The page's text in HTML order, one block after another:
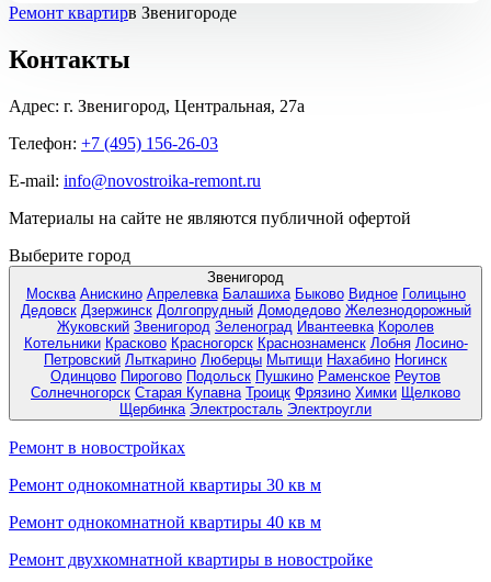
Ремонт квартирв Звенигороде
Контакты
Адрес: г. Звенигород, Центральная, 27а
Телефон: +7 (495) 156-26-03
E-mail: info@novostroika-remont.ru
Материалы на сайте не являются публичной офертой
Выберите город
Звенигород
Москва Анискино Апрелевка Балашиха Быково Видное Голицыно
Дедовск Дзержинск Долгопрудный Домодедово Железнодорожный
Жуковский Звенигород Зеленоград Ивантеевка Королев
Котельники Красково Красногорск Краснознаменск Лобня Лосино-
Петровский Лыткарино Люберцы Мытищи Нахабино Ногинск
Одинцово Пирогово Подольск Пушкино Раменское Реутов
Солнечногорск Старая Купавна Троицк Фрязино Химки Щелково
Щербинка Электросталь Электроугли
Ремонт в новостройках
Ремонт однокомнатной квартиры 30 кв м
Ремонт однокомнатной квартиры 40 кв м
Ремонт двухкомнатной квартиры в новостройке